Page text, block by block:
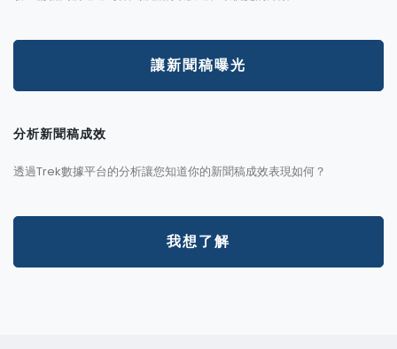
讓新聞稿曝光
分析新聞稿成效
透過Trek數據平台的分析讓您知道你的新聞稿成效表現如何？
我想了解